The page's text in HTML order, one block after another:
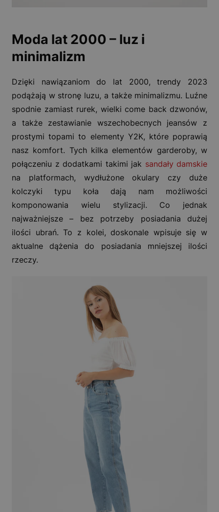
Moda lat 2000 – luz i
minimalizm
Dzięki nawiązaniom do lat 2000, trendy 2023
podążają w stronę luzu, a także minimalizmu. Luźne
spodnie zamiast rurek, wielki come back dzwonów,
a także zestawianie wszechobecnych jeansów z
prostymi topami to elementy Y2K, które poprawią
nasz komfort. Tych kilka elementów garderoby, w
połączeniu z dodatkami takimi jak sandały damskie
na platformach, wydłużone okulary czy duże
kolczyki typu koła dają nam możliwości
komponowania wielu stylizacji. Co jednak
najważniejsze – bez potrzeby posiadania dużej
ilości ubrań. To z kolei, doskonale wpisuje się w
aktualne dążenia do posiadania mniejszej ilości
rzeczy.